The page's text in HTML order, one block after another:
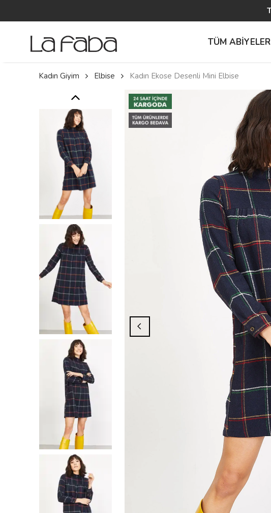
TÜM ABİYELER
Kadın Giyim Elbise Kadın Ekose Desenli Mini Elbise